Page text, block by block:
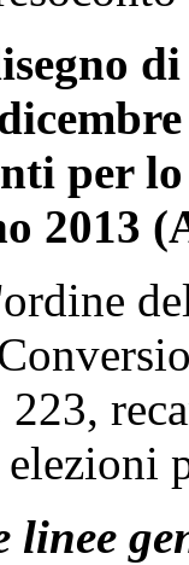
per
2013
linee